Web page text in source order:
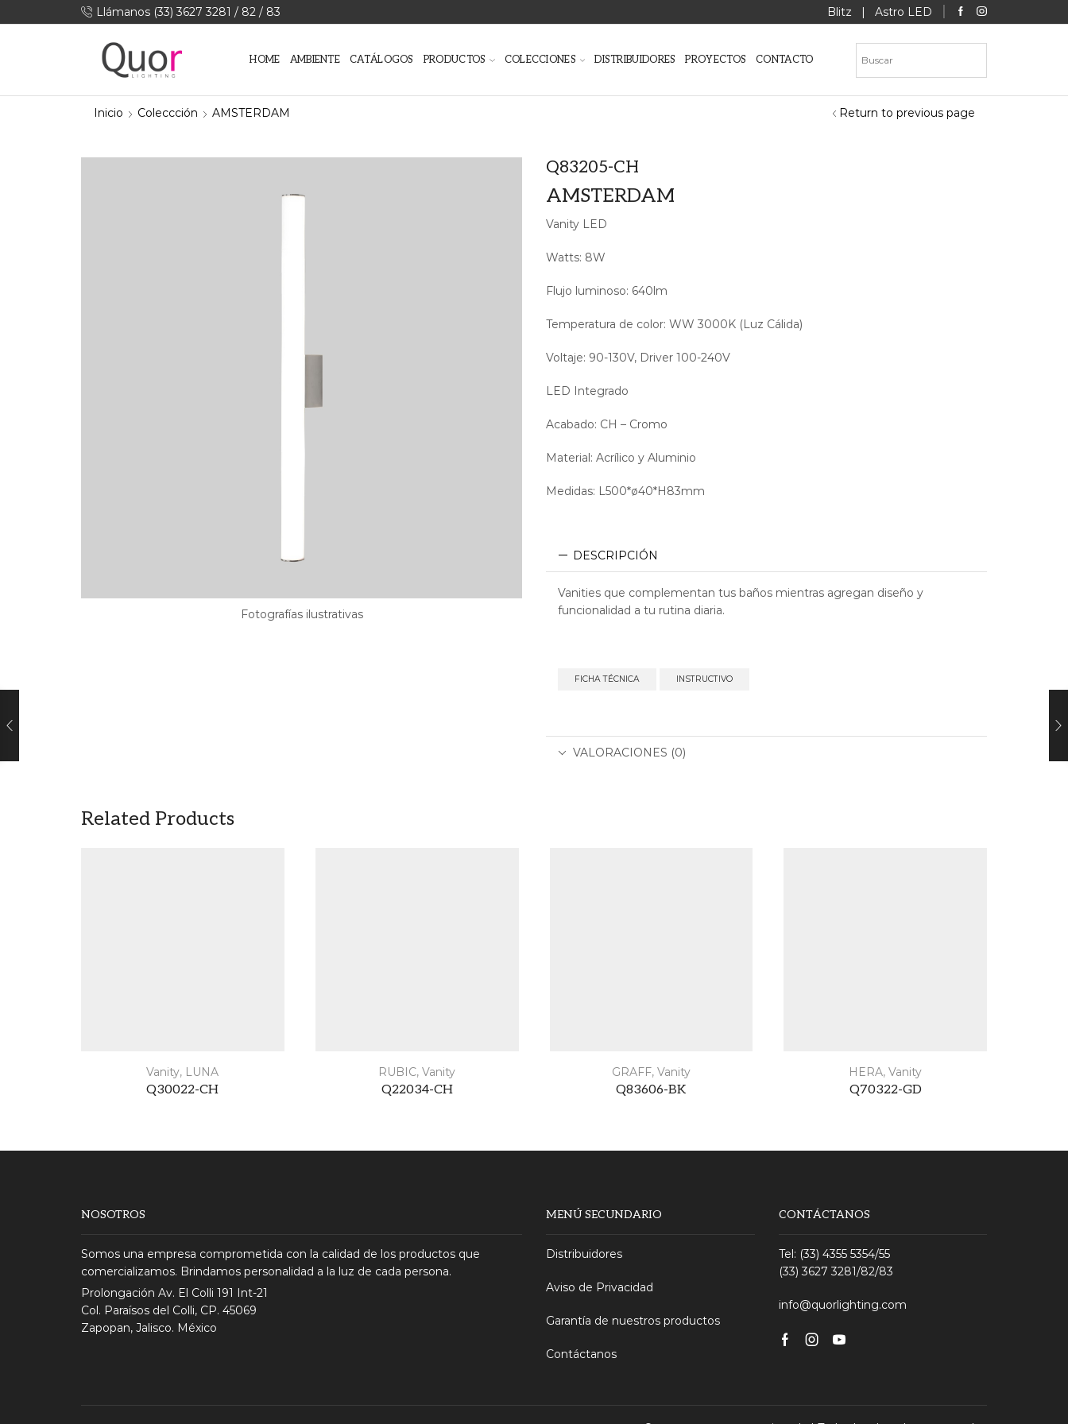
Llámanos (33) 3627 3281 / 82 / 83 Blitz | Astro LED
HOME AMBIENTE CATÁLOGOS PRODUCTOS COLECCIONES DISTRIBUIDORES PROYECTOS CONTACTO
Inicio Coleccción AMSTERDAM Return to previous page
Fotografías ilustrativas
Q83205-CH
AMSTERDAM
Vanity LED
Watts: 8W
Flujo luminoso: 640lm
Temperatura de color: WW 3000K (Luz Cálida)
Voltaje: 90-130V, Driver 100-240V
LED Integrado
Acabado: CH – Cromo
Material: Acrílico y Aluminio
Medidas: L500*ø40*H83mm
DESCRIPCIÓN
Vanities que complementan tus baños mientras agregan diseño y
funcionalidad a tu rutina diaria.
FICHA TÉCNICA INSTRUCTIVO
VALORACIONES (0)
Related Products
Vanity, LUNA
Q30022-CH
RUBIC,Vanity
Q22034-CH
GRAFF, Vanity
Q83606-BK
HERA,Vanity
Q70322-GD
NOSOTROS
Somos una empresa comprometida con la calidad de los productos que
comercializamos. Brindamos personalidad a la luz de cada persona.
Prolongación Av. El Colli 191 Int-21
Col. Paraísos del Colli, CP. 45069
Zapopan, Jalisco. México
MENÚ SECUNDARIO
Distribuidores
Aviso de Privacidad
Garantía de nuestros productos
Contáctanos
CONTÁCTANOS
Tel: (33) 4355 5354/55
(33) 3627 3281/82/83
info@quorlighting.com
Facebook
Instagram
Youtube